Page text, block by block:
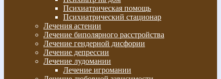
Психиатрическая помощь
Психиатрический стационар
Лечения астении
Лечение биполярного расстройства
Лечение гендерной дисфории
Лечение депрессии
Лечение лудомании
Лечение игромании